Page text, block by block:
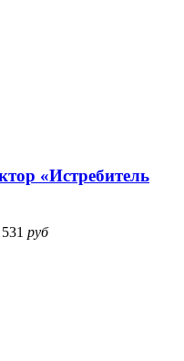
«Истребитель
531 руб